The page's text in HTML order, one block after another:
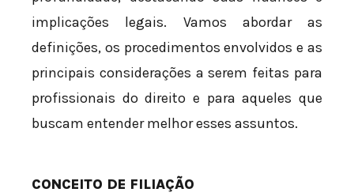
implicações legais. Vamos abordar as
definições, os procedimentos envolvidos e as
principais considerações a serem feitas para
profissionais do direito e para aqueles que
buscam entender melhor esses assuntos.
CONCEITO DE FILIAÇÃO